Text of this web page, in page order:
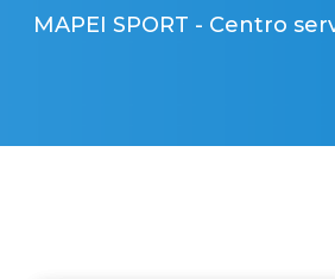
MAPEI SPORT - Centro